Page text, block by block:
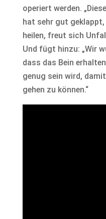
operiert werden.
hat sehr gut
heilen, freut sich
Und fügt hinzu: „Wir
dass das Bein
genug sein wird,
gehen zu können.“